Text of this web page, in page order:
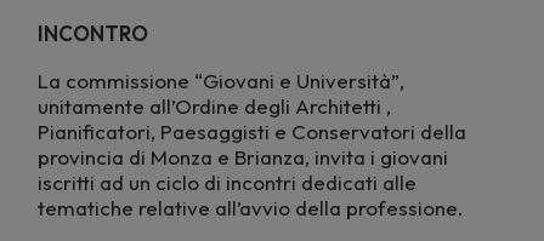
INCONTRO
La commissione “Giovani e Università”,
unitamente all’Ordine degli Architetti ,
Pianificatori, Paesaggisti e Conservatori della
provincia di Monza e Brianza, invita i giovani
iscritti ad un ciclo di incontri dedicati alle
tematiche relative all’avvio della professione.